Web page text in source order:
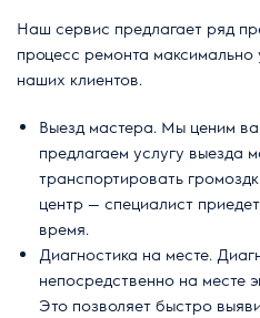
Наш сервис предлагает ряд
процесс ремонта
наших клиентов.
Выезд мастера. Мы ценим
предлагаем услугу выезда
транспортировать
центр — специалист
время.
Диагностика на месте.
непосредственно на месте
Это позволяет быстро